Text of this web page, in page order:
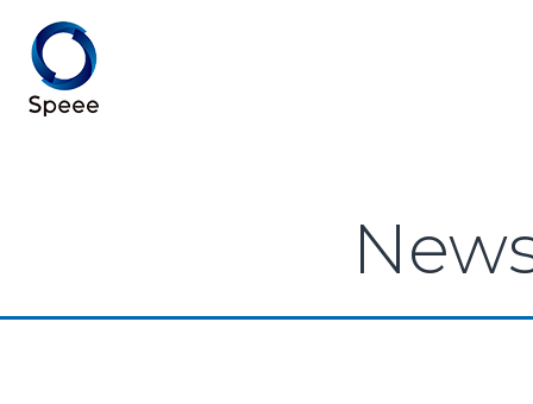
Speeeとは